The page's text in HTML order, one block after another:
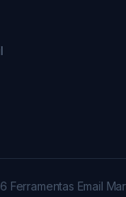
Ferramentas Email